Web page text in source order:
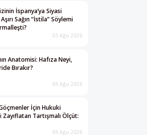
İspanya’ya Siyasi
Sağın “İstila” Söylemi
03 Ağu 2026
Anatomisi: Hafıza Neyi,
Bırakır?
04 Ağu 2026
İçin Hukuki
Zayıflatan Tartışmalı Ölçüt:
04 Ağu 2026